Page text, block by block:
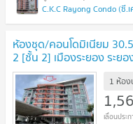
C.K.C Rayong Condo (ซี.
ห้องชุด/คอนโดมิเนียม
2 [ชั้น 2] เมืองระยอง ระย
1 ห้อ